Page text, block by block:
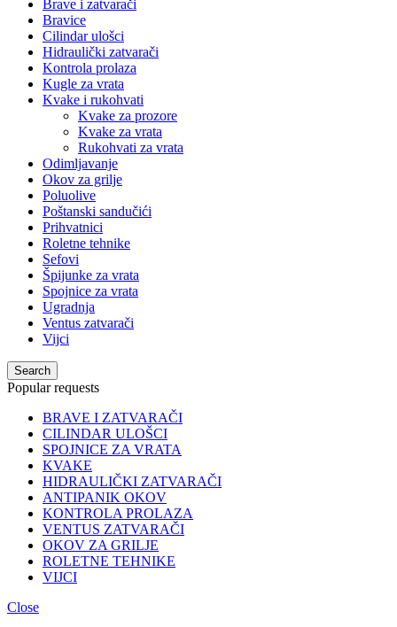
Brave i zatvarači
Bravice
Cilindar ulošci
Hidraulički zatvarači
Kontrola prolaza
Kugle za vrata
Kvake i rukohvati
Kvake za prozore
Kvake za vrata
Rukohvati za vrata
Odimljavanje
Okov za grilje
Poluolive
Poštanski sandučići
Prihvatnici
Roletne tehnike
Sefovi
Špijunke za vrata
Spojnice za vrata
Ugradnja
Ventus zatvarači
Vijci
Search
Popular requests
BRAVE I ZATVARAČI
CILINDAR ULOŠCI
SPOJNICE ZA VRATA
KVAKE
HIDRAULIČKI ZATVARAČI
ANTIPANIK OKOV
KONTROLA PROLAZA
VENTUS ZATVARAČI
OKOV ZA GRILJE
ROLETNE TEHNIKE
VIJCI
Close